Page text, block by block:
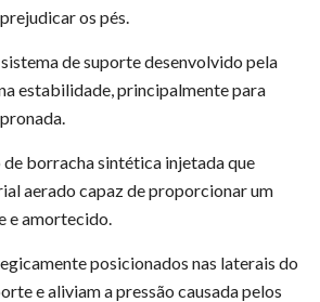
os pés.
sistema de suporte desenvolvido pela
estabilidade, principalmente para
borracha sintética injetada que
aerado capaz de proporcionar um
e amortecido.
posicionados nas laterais do
e aliviam a pressão causada pelos